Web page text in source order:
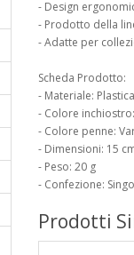
- Design
- Prodotto della
- Adatte per
Scheda Prodotto:
- Materiale: Plastica
- Colore
- Colore penne:
- Dimensioni: 15
- Peso: 20 g
- Confezione:
Prodotti